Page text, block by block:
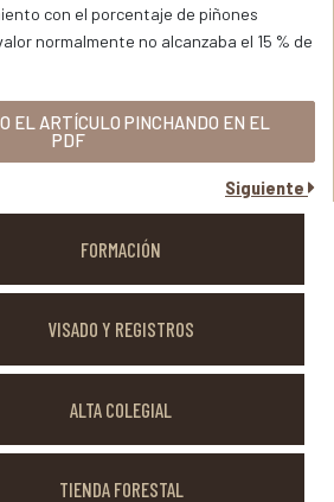
con el porcentaje de piñones
normalmente no alcanzaba el 15 % de
EL ARTÍCULO PINCHANDO EN EL
PDF
Siguiente
FORMACIÓN
VISADO Y REGISTROS
ALTA COLEGIAL
TIENDA FORESTAL